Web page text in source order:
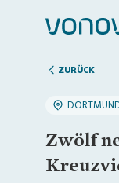
Zuhause
Mein
ZURÜCK
Zwölf